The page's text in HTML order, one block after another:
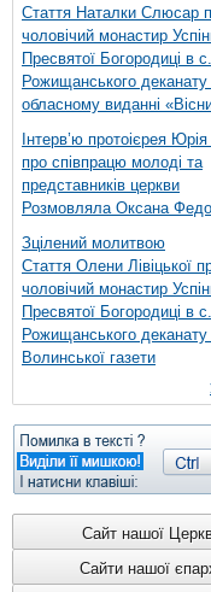
Стаття Наталки Слюсар
чоловічий монастир
Пресвятої Богородиці в
Рожищанського деканату
обласному виданні
Інтерв’ю протоієрея
про співпрацю молоді та
представників церкви
Розмовляла Оксана
Зцілений молитвою
Стаття Олени Лівіцької
чоловічий монастир
Пресвятої Богородиці в
Рожищанського деканату
Волинської газети
Сайт нашої
Сайти нашої